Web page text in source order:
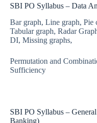
SBI PO Syllabus – Data
Bar graph, Line graph, Pie
Tabular graph, Radar
DI, Missing graphs,
Permutation and
Sufficiency
SBI PO Syllabus –
Banking)